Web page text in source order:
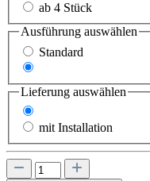
ab 4 Stück
Ausführung auswählen
Standard
Lieferung auswählen
mit Installation